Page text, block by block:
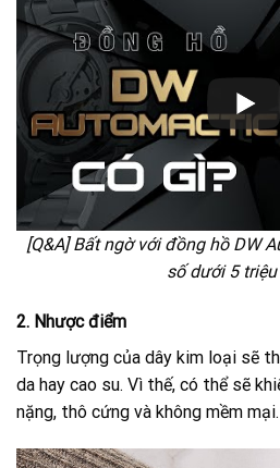
[Q&A] Bất ngờ với đồng hồ DW
số dưới 5
2. Nhược điểm
Trọng lượng của dây kim loại sẽ
da hay cao su. Vì thế, có thể sẽ
nặng, thô cứng và không mềm mại.